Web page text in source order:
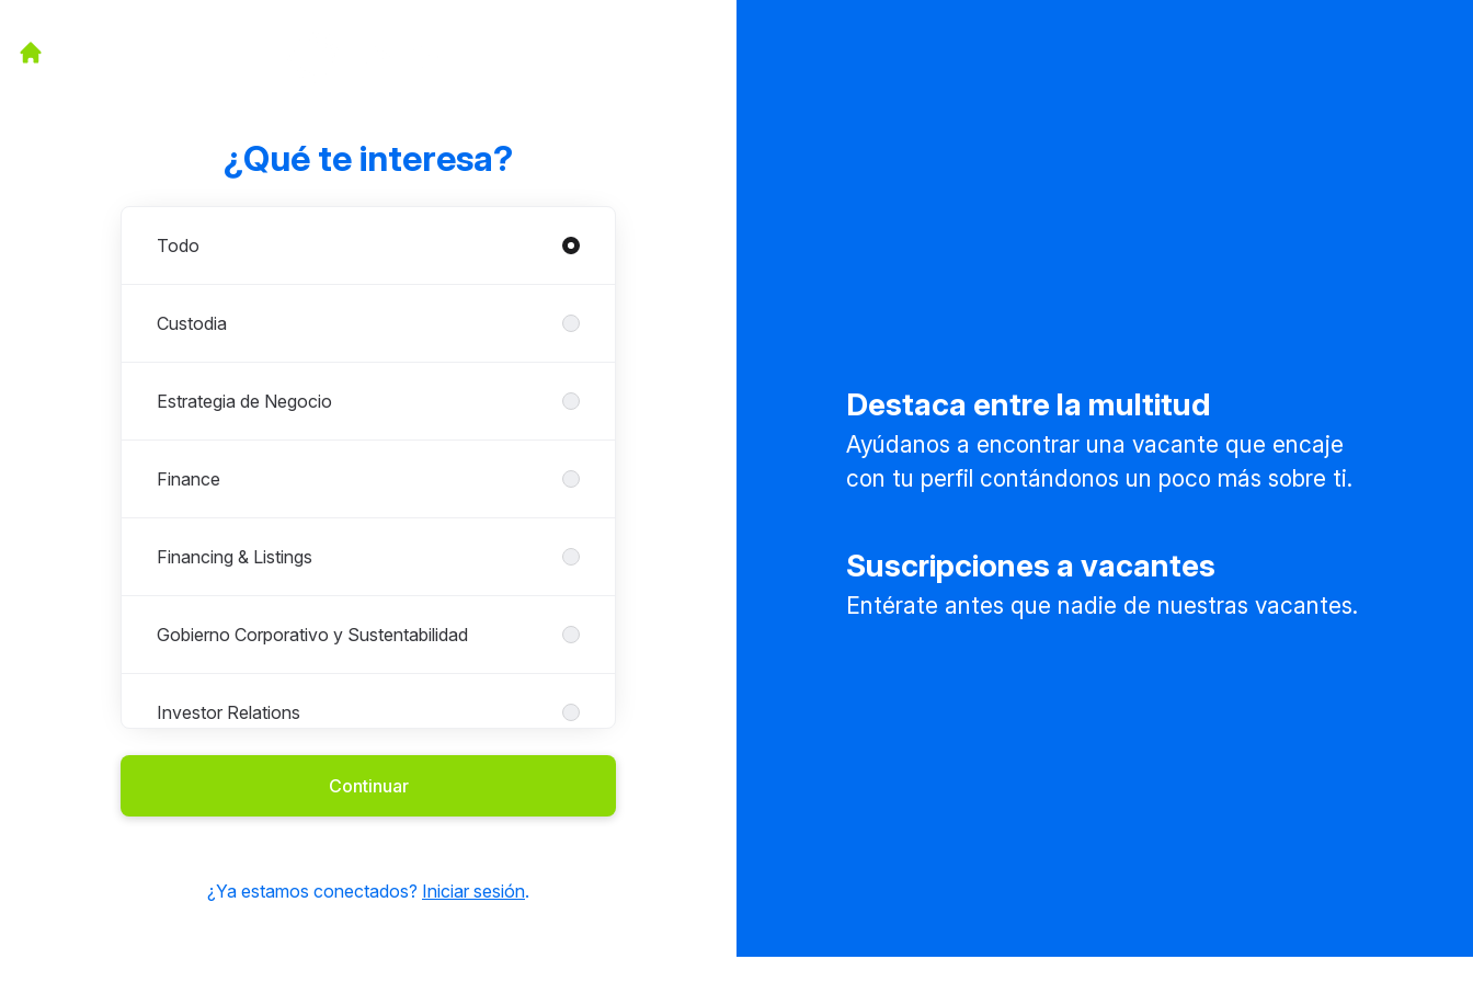
¿Qué te interesa?
Todo
Custodia
Estrategia de Negocio
Finance
Financing & Listings
Gobierno Corporativo y Sustentabilidad
Investor Relations
Continuar
¿Ya estamos conectados? Iniciar sesión.
Destaca entre la multitud
Ayúdanos a encontrar una vacante que encaje
con tu perfil contándonos un poco más sobre ti.
Suscripciones a vacantes
Entérate antes que nadie de nuestras vacantes.